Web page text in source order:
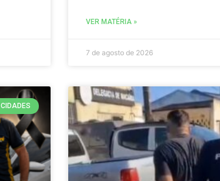
VER MATÉRIA »
7 de agosto de 2026
CIDADES